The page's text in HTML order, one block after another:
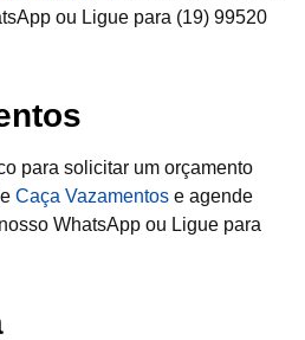
ou Ligue para (19) 99520
para solicitar um orçamento
Caça Vazamentos e agende
WhatsApp ou Ligue para